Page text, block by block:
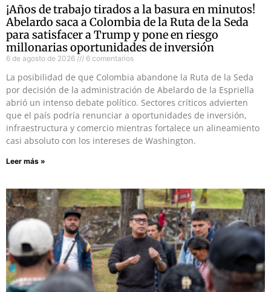
¡Años de trabajo tirados a la basura en minutos!
Abelardo saca a Colombia de la Ruta de la Seda
para satisfacer a Trump y pone en riesgo
millonarias oportunidades de inversión
6 de agosto de 2026 6 comentarios
La posibilidad de que Colombia abandone la Ruta de la Seda
por decisión de la administración de Abelardo de la Espriella
abrió un intenso debate político. Sectores críticos advierten
que el país podría renunciar a oportunidades de inversión,
infraestructura y comercio mientras fortalece un alineamiento
casi absoluto con los intereses de Washington.
Leer más »